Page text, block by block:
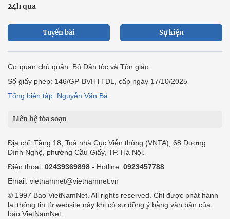
24h qua
Tuyến bài Sự kiện
Cơ quan chủ quản: Bộ Dân tộc và Tôn giáo
Số giấy phép: 146/GP-BVHTTDL, cấp ngày 17/10/2025
Tổng biên tập: Nguyễn Văn Bá
Liên hệ tòa soạn
Địa chỉ: Tầng 18, Toà nhà Cục Viễn thông (VNTA), 68 Dương
Đình Nghệ, phường Cầu Giấy, TP. Hà Nội.
Điện thoại: 02439369898 - Hotline: 0923457788
Email: vietnamnet@vietnamnet.vn
© 1997 Báo VietNamNet. All rights reserved. Chỉ được phát hành
lại thông tin từ website này khi có sự đồng ý bằng văn bản của
báo VietNamNet.